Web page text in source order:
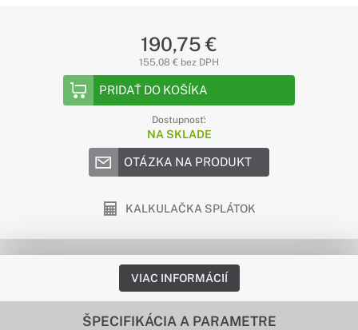
190,75 €
155,08 € bez DPH
PRIDAŤ DO KOŠÍKA
Dostupnosť:
NA SKLADE
OTÁZKA NA PRODUKT
KALKULAČKA SPLÁTOK
VIAC INFORMÁCIÍ
ŠPECIFIKÁCIA A PARAMETRE